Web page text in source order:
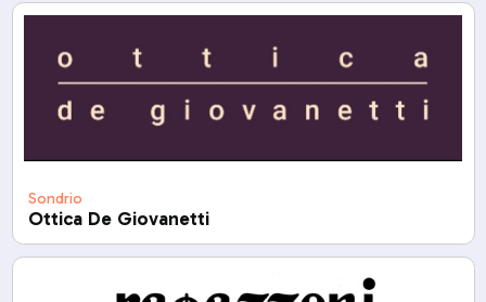
Sondrio
Ottica De Giovanetti